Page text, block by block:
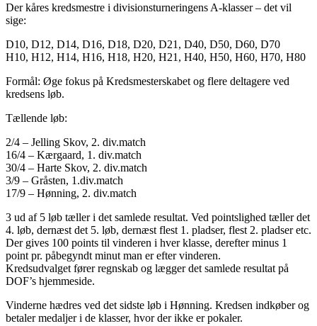
Der kåres kredsmestre i divisionsturneringens A-klasser – det vil
sige:
D10, D12, D14, D16, D18, D20, D21, D40, D50, D60, D70
H10, H12, H14, H16, H18, H20, H21, H40, H50, H60, H70, H80
Formål: Øge fokus på Kredsmesterskabet og flere deltagere ved
kredsens løb.
Tællende løb:
2/4 – Jelling Skov, 2. div.match
16/4 – Kærgaard, 1. div.match
30/4 – Harte Skov, 2. div.match
3/9 – Gråsten, 1.div.match
17/9 – Hønning, 2. div.match
3 ud af 5 løb tæller i det samlede resultat. Ved pointslighed tæller det
4. løb, dernæst det 5. løb, dernæst flest 1. pladser, flest 2. pladser etc.
Der gives 100 points til vinderen i hver klasse, derefter minus 1
point pr. påbegyndt minut man er efter vinderen.
Kredsudvalget fører regnskab og lægger det samlede resultat på
DOF’s hjemmeside.
Vinderne hædres ved det sidste løb i Hønning. Kredsen indkøber og
betaler medaljer i de klasser, hvor der ikke er pokaler.